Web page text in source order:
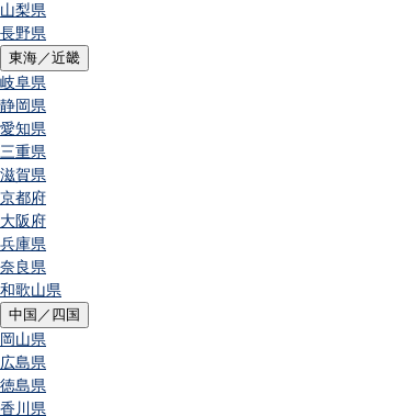
山梨県
長野県
東海／近畿
岐阜県
静岡県
愛知県
三重県
滋賀県
京都府
大阪府
兵庫県
奈良県
和歌山県
中国／四国
岡山県
広島県
徳島県
香川県